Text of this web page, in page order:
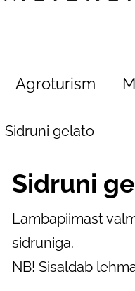
Agroturism
Sidruni gelato
Sidruni
Lambapiimast
sidruniga.
NB! Sisaldab